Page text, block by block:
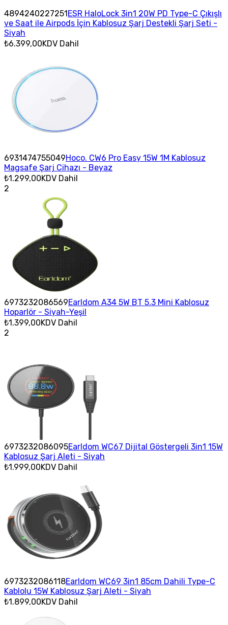
4894240227251ESR HaloLock 3in1 20W PD Type-C Çıkışlı
ve Saat ile Airpods İçin Kablosuz Şarj Destekli Şarj Seti -
Siyah
₺6.399,00KDV Dahil
6931474755049Hoco. CW6 Pro Easy 15W 1M Kablosuz
Magsafe Şarj Cihazı - Beyaz
₺1.299,00KDV Dahil
2
6973232086569Earldom A34 5W BT 5.3 Mini Kablosuz
Hoparlör - Siyah-Yeşil
₺1.399,00KDV Dahil
2
6973232086095Earldom WC67 Dijital Göstergeli 3in1 15W
Kablosuz Şarj Aleti - Siyah
₺1.999,00KDV Dahil
6973232086118Earldom WC69 3in1 85cm Dahili Type-C
Kablolu 15W Kablosuz Şarj Aleti - Siyah
₺1.899,00KDV Dahil